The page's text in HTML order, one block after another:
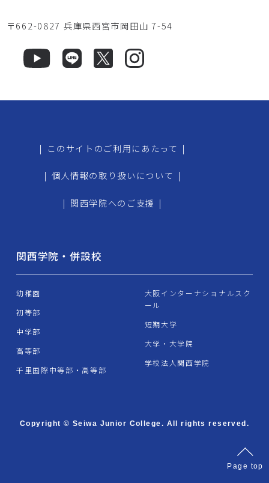
〒662-0827 兵庫県西宮市岡田山 7-54
| このサイトのご利用にあたって |
| 個人情報の取り扱いについて |
| 関西学院へのご支援 |
関西学院・併設校
幼稚園
初等部
中学部
高等部
千里国際中等部・高等部
大阪インターナショナルスク
ール
短期大学
大学・大学院
学校法人関西学院
Copyright © Seiwa Junior College. All rights reserved.